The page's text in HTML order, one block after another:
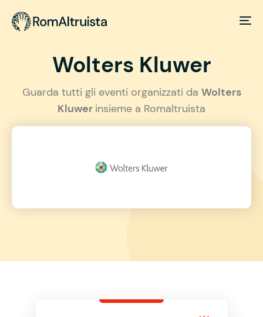
Wolters Kluwer
Guarda tutti gli eventi organizzati da Wolters
Kluwer insieme a Romaltruista